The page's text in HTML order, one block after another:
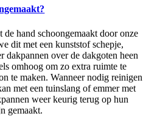
hand schoongemaakt door onze
dit met een kunststof schepje,
dakpannen over de dakgoten heen
omhoog om zo extra ruimte te
te maken. Wanneer nodig reinigen
met een tuinslang of emmer met
weer keurig terug op hun
gemaakt.